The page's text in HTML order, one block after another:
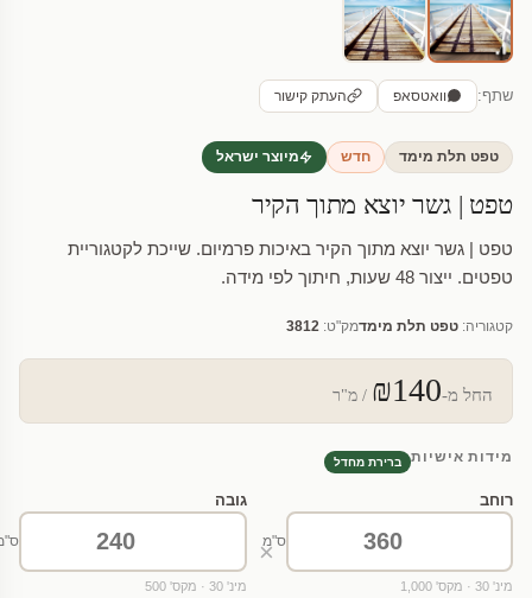
שתף: וואטסאפ העתק קישור
טפט תלת מימד חדש מיוצר ישראל
טפט | גשר יוצא מתוך הקיר
טפט | גשר יוצא מתוך הקיר באיכות פרמיום. שייכת לקטגוריית
טפטים. ייצור 48 שעות, חיתוך לפי מידה.
קטגוריה: טפט תלת מימדמק"ט: 3812
החל מ-₪140 / מ"ר
מידות אישיות ברירת מחדל
רוחב
ס"מ
מינ' 30 · מקס' 1,000
×
גובה
מינ' 30 · מקס' 500